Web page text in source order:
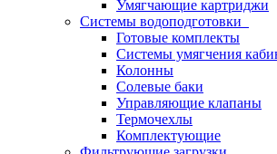
Умягчающие картриджи
Системы водоподготовки
Готовые комплекты
Системы умягчения
Колонны
Солевые баки
Управляющие клапаны
Термочехлы
Комплектующие